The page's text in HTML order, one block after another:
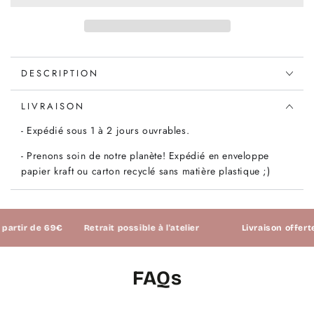
MAGES
FEUTRINE
CRECHE
ET
MAGES
FEUTRINE
DESCRIPTION
LIVRAISON
- Expédié sous 1 à 2 jours ouvrables.
- Prenons soin de notre planète! Expédié en enveloppe
papier kraft ou carton recyclé sans matière plastique ;)
de 69€ Retrait possible à l'atelier Livraison offerte à
FAQs